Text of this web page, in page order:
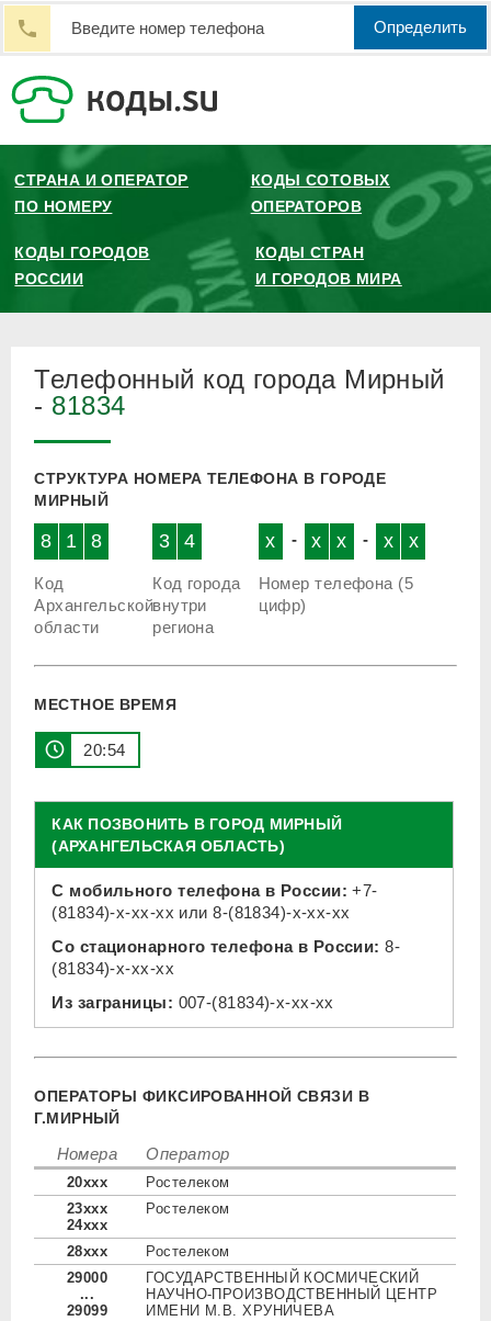
Определить
СТРАНА И ОПЕРАТОР
ПО НОМЕРУ
КОДЫ СОТОВЫХ
ОПЕРАТОРОВ
КОДЫ ГОРОДОВ
РОССИИ
КОДЫ СТРАН
И ГОРОДОВ МИРА
Телефонный код города Мирный
- 81834
СТРУКТУРА НОМЕРА ТЕЛЕФОНА В ГОРОДЕ
МИРНЫЙ
8 1 8
Код
Архангельской
области
3 4
Код города
внутри
региона
x - x x - x x
Номер телефона (5
цифр)
МЕСТНОЕ ВРЕМЯ
20 54
КАК ПОЗВОНИТЬ В ГОРОД МИРНЫЙ
(АРХАНГЕЛЬСКАЯ ОБЛАСТЬ)
С мобильного телефона в России: +7-
(81834)-x-xx-xx или8-(81834)-x-xx-xx
Со стационарного телефона в России: 8-
(81834)-x-xx-xx
Из заграницы: 007-(81834)-x-xx-xx
ОПЕРАТОРЫ ФИКСИРОВАННОЙ СВЯЗИ В
Г.МИРНЫЙ
Номера Оператор
20xxx
Ростелеком
23xxx
24xxx
Ростелеком
28xxx
Ростелеком
29000
...
29099
ГОСУДАРСТВЕННЫЙ КОСМИЧЕСКИЙ
НАУЧНО-ПРОИЗВОДСТВЕННЫЙ ЦЕНТР
ИМЕНИ М.В. ХРУНИЧЕВА